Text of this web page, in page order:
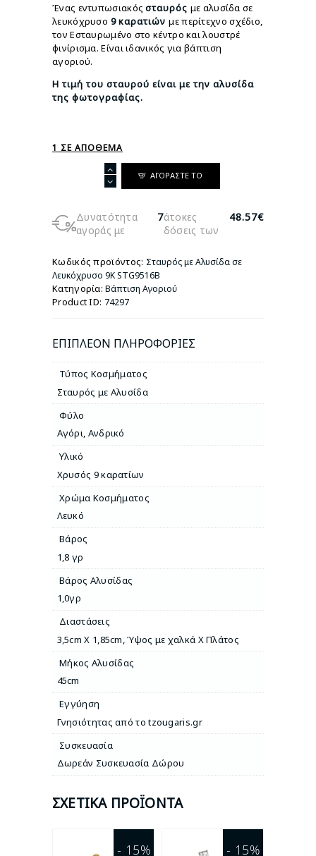
Ένας εντυπωσιακόςσταυρός με αλυσίδα σε
λευκόχρυσο 9καρατιώνμε περίτεχνο σχέδιο,
τον Εσταυρωμένο στο κέντρο και λουστρέ
φινίρισμα. Είναι ιδανικός για βάπτιση
αγοριού.
Η τιμή του σταυρού είναι με την αλυσίδα
της φωτογραφίας.
1 ΣΕ ΑΠΌΘΕΜΑ
Λευκόχρυσο
ποσότητα
ΑΓΟΡΆΣΤΕ ΤΟ
Δυνατότητα
αγοράς με
7άτοκες
δόσεις των
48.57€
Κωδικός προϊόντος: Σταυρός με Αλυσίδα σε
Λευκόχρυσο 9Κ STG9516B
Κατηγορία:Βάπτιση Αγοριού
Product ID: 74297
ΕΠΙΠΛΈΟΝ ΠΛΗΡΟΦΟΡΊΕΣ
Τύπος Κοσμήματος
Σταυρός με Αλυσίδα
Φύλο
Αγόρι, Ανδρικό
Υλικό
Χρυσός 9 καρατίων
Χρώμα Κοσμήματος
Λευκό
Βάρος
1,8 γρ
Βάρος Αλυσίδας
1,0γρ
Διαστάσεις
3,5cm X 1,85cm,Ύψος με χαλκά Χ Πλάτος
Μήκος Αλυσίδας
45cm
Εγγύηση
Γνησιότητας από το tzougaris.gr
Συσκευασία
Δωρεάν Συσκευασία Δώρου
ΣΧΕΤΙΚΆ ΠΡΟΪΌΝΤΑ
- 15% - 15%